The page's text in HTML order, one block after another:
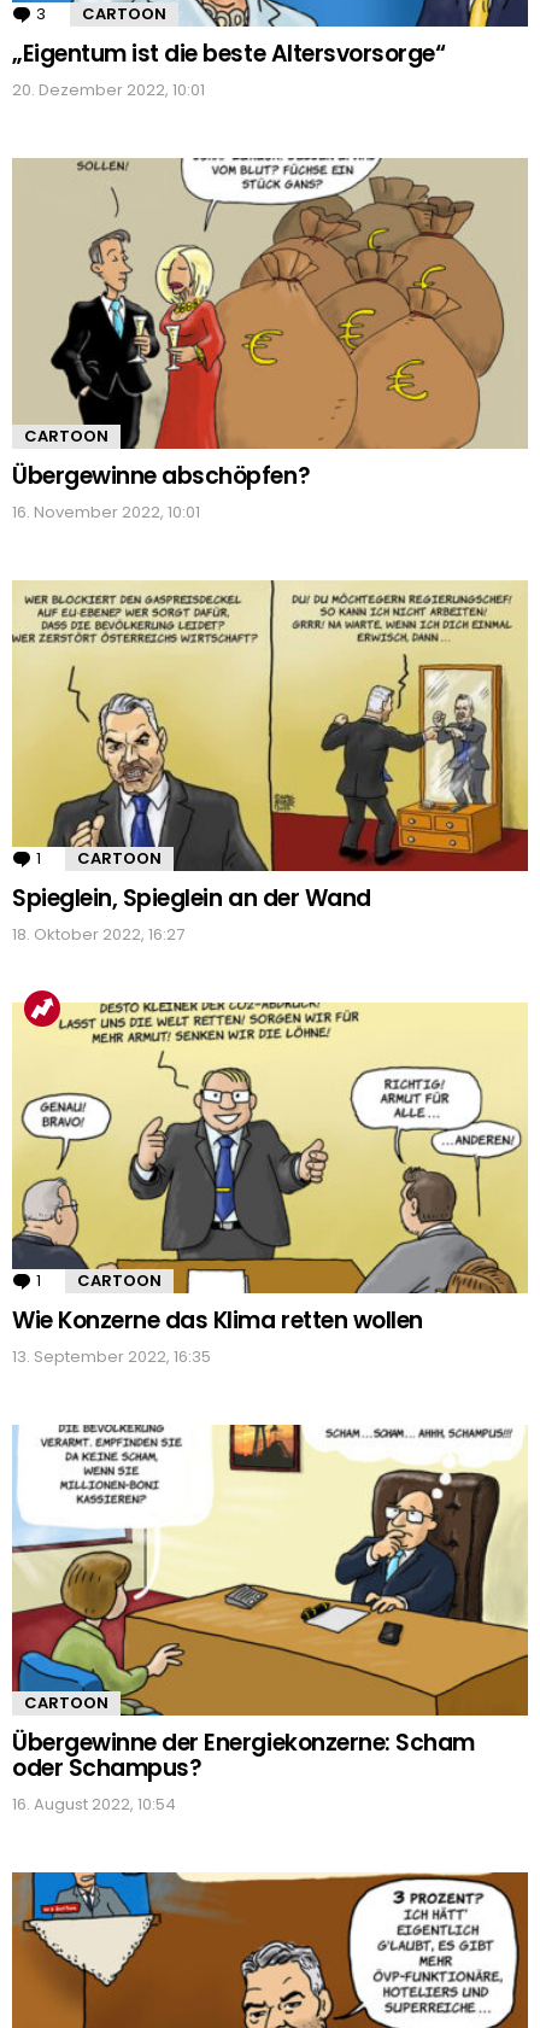
3 Kommentare
CARTOON
„Eigentum ist die beste Altersvorsorge“
20. Dezember 2022, 10:01
CARTOON
Übergewinne abschöpfen?
16. November 2022, 10:01
1 Kommentar
CARTOON
Spieglein, Spieglein an der Wand
18. Oktober 2022, 16:27
1 Kommentar
CARTOON
Wie Konzerne das Klima retten wollen
13. September 2022, 16:35
CARTOON
Übergewinne der Energiekonzerne: Scham
oder Schampus?
16. August 2022, 10:54